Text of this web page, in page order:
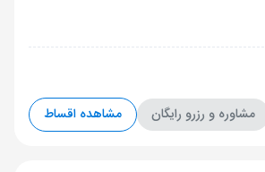
مشاوره و رزرو رایگان مشاهده اقساط